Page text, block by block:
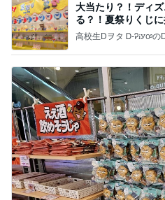
大当たり？！ディ
る？！夏祭りくじに